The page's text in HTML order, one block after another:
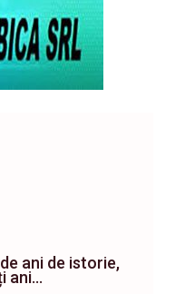
ani de istorie,
ani…